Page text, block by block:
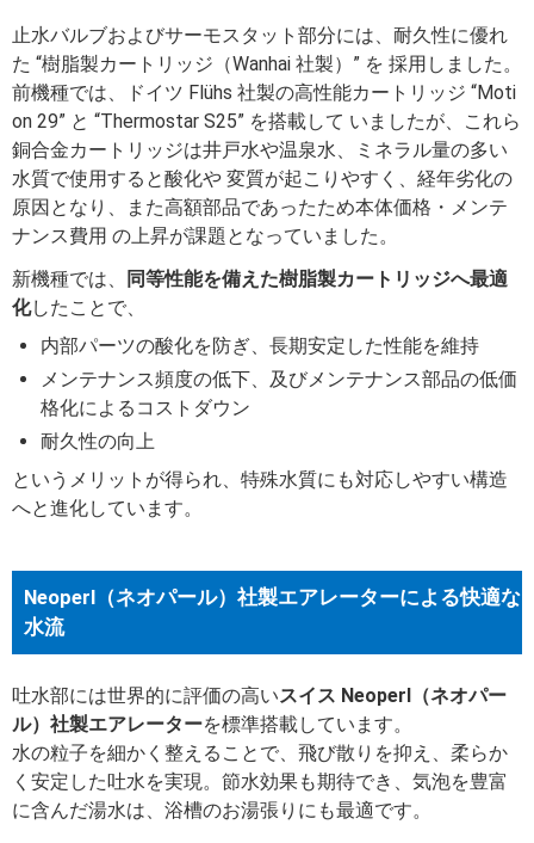
止水バルブおよびサーモスタット部分には、耐久性に優れ
た “樹脂製カートリッジ（Wanhai 社製）” を 採用しました。
前機種では、ドイツ Flühs 社製の高性能カートリッジ “Moti
on 29” と “Thermostar S25” を搭載して いましたが、これら
銅合金カートリッジは井戸水や温泉水、ミネラル量の多い
水質で使用すると酸化や 変質が起こりやすく、経年劣化の
原因となり、また高額部品であったため本体価格・メンテ
ナンス費用 の上昇が課題となっていました。
新機種では、
同等性能を備えた樹脂製カートリッジへ最適
化したことで、
内部パーツの酸化を防ぎ、長期安定した性能を維持
メンテナンス頻度の低下、及びメンテナンス部品の低価
格化によるコストダウン
耐久性の向上
というメリットが得られ、特殊水質にも対応しやすい構造
へと進化しています。
Neoperl（ネオパール）社製エアレーターによる快適な
水流
吐水部には世界的に評価の高いスイス Neoperl（ネオパー
ル）社製エアレーターを標準搭載しています。
水の粒子を細かく整えることで、飛び散りを抑え、柔らか
く安定した吐水を実現。節水効果も期待でき、気泡を豊富
に含んだ湯水は、浴槽のお湯張りにも最適です。